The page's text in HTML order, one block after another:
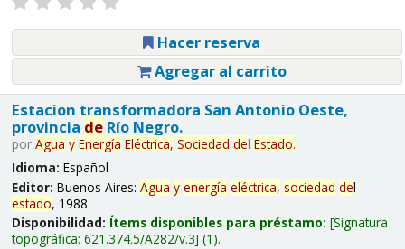
Hacer reserva
Agregar al carrito
Estacion transformadora San Antonio Oeste,
provincia deRío Negro.
por Agua y Energía Eléctrica, Sociedad del Estado.
Idioma: Español
Editor: Buenos Aires: Agua y energía eléctrica, sociedad del
estado, 1988
Disponibilidad: Ítems disponibles para préstamo: Signatura
topográfica: 621.374.5/A282/v.3 (1).